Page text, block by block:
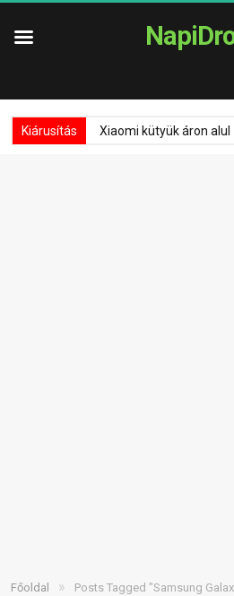
Kiárusítás Xiaomi kütyük áron alul
Főoldal » Posts Tagged "Samsung